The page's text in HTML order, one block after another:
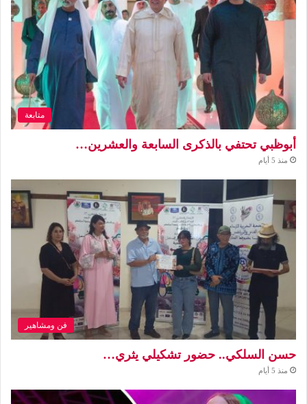
متابعة
أبوظبي تحتفي بالذكرى السابعة والعشرين…
منذ 5 أيام
فن ومشاهير
حسن السلكي.. حضور تشكيلي يثري…
منذ 5 أيام